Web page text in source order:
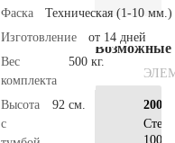
Фаска
Техническая (1-10 мм.)
Изготовление
от 14 дней
Вес
комплекта
500 кг.
Высота
с
92 см.
Возможные